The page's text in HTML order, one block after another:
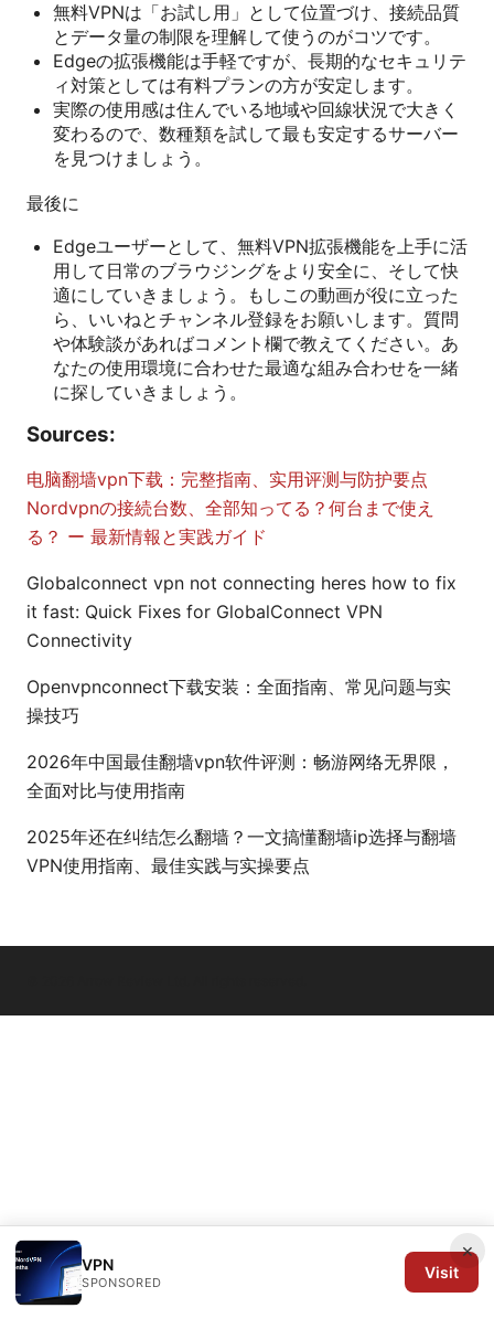
無料VPNは「お試し用」として位置づけ、接続品質
とデータ量の制限を理解して使うのがコツです。
Edgeの拡張機能は手軽ですが、長期的なセキュリテ
ィ対策としては有料プランの方が安定します。
実際の使用感は住んでいる地域や回線状況で大きく
変わるので、数種類を試して最も安定するサーバー
を見つけましょう。
最後に
Edgeユーザーとして、無料VPN拡張機能を上手に活
用して日常のブラウジングをより安全に、そして快
適にしていきましょう。もしこの動画が役に立った
ら、いいねとチャンネル登録をお願いします。質問
や体験談があればコメント欄で教えてください。あ
なたの使用環境に合わせた最適な組み合わせを一緒
に探していきましょう。
Sources:
电脑翻墙vpn下载：完整指南、实用评测与防护要点
Nordvpnの接続台数、全部知ってる？何台まで使え
る？ ー 最新情報と実践ガイド
Globalconnect vpn not connecting heres how to fix
it fast: Quick Fixes for GlobalConnect VPN
Connectivity
Openvpnconnect下载安装：全面指南、常见问题与实
操技巧
2026年中国最佳翻墙vpn软件评测：畅游网络无界限，
全面对比与使用指南
2025年还在纠结怎么翻墙？一文搞懂翻墙ip选择与翻墙
VPN使用指南、最佳实践与实操要点
×
VPN
SPONSORED
Visit